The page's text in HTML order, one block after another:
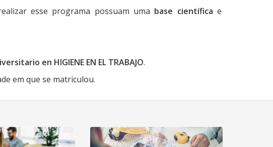
esse programa possuam uma base científica e
en HIGIENE EN EL TRABAJO.
em que se matriculou.